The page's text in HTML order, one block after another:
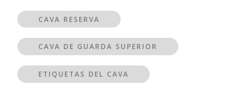
CAVA RESERVA
CAVA DE GUARDA SUPERIOR
ETIQUETAS DEL CAVA